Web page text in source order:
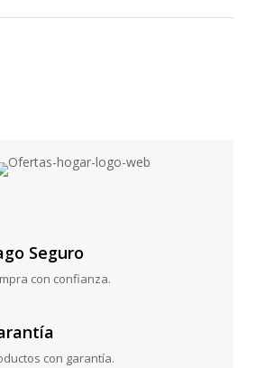
Seguro
con confianza.
con garantía.